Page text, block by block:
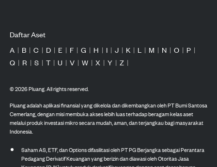
Daftar Aset
A | B | C | D | E | F | G | H | I | J | K | L | M | N | O | P |
Q | R | S | T | U | V | W | X | Y | Z |
©2026Pluang. All rights reserved.
Pluang adalah aplikasi finansial yang dikelola dan dikembangkan oleh PT Bumi Santosa
Cemerlang, dengan misi membuka akses lebih luas terhadap beragam kelas aset
melalui produk investasi mikro secara mudah, aman, dan terjangkau bagi masyarakat
Indonesia.
Saham AS, ETF, dan Options difasilitasi oleh PT PG Berjangka sebagai Perantara
Pedagang Derivatif Keuangan yang berizin dan diawasi oleh Otoritas Jasa